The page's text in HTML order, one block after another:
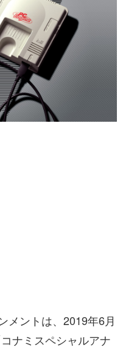
チャーに与えた影響を探る企
業史
おける主要なトピック・タイト
へのインタビューや識者による
が一望できる決定版！
クリエイターの青春〜
等で知られるマンガ家・田中圭
ポートマンガです。
メントは、2019年6月
ナミスペシャルアナ